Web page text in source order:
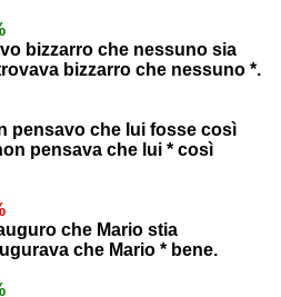
bizzarro che nessuno sia
bizzarro che nessuno *.
pensavo che lui fosse così
pensava che lui * così
che Mario stia
che Mario * bene.